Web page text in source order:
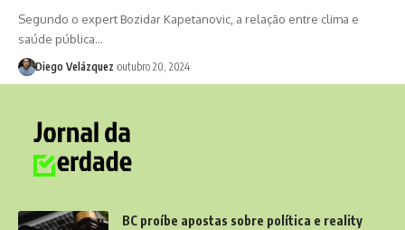
Segundo o expert Bozidar Kapetanovic, a relação entre clima e
saúde pública…
Diego Velázquez outubro 20, 2024
BC proíbe apostas sobre política e reality